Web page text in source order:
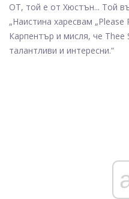
OT, той е от Хюстън... Той
„Наистина харесвам
Карпентър и мисля, че Thee
талантливи и интересни.“